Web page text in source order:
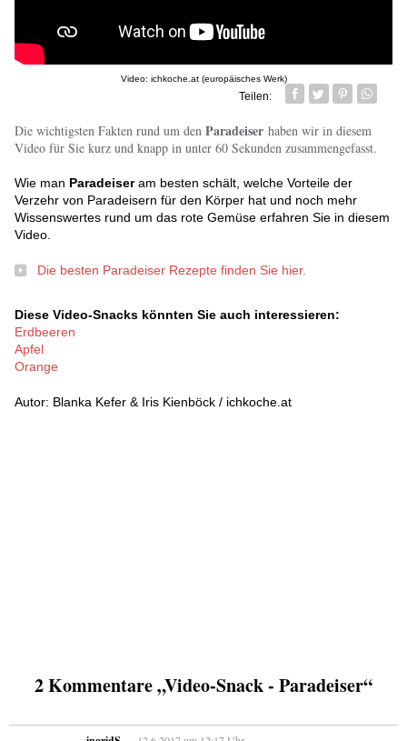
Video: ichkoche.at (europäisches Werk)
Teilen:
Facebook
TwitterPin it
Die wichtigsten Fakten rund um den Paradeiser haben wir in diesem
Video für Sie kurz und knapp in unter 60 Sekunden zusammengefasst.
Wie man Paradeiseram besten schält, welche Vorteile der
Verzehr von Paradeisern für den Körper hat und noch mehr
Wissenswertes rund um das rote Gemüse erfahren Sie in diesem
Video.
Die besten Paradeiser Rezepte finden Sie hier.
Diese Video-Snacks könnten Sie auch interessieren:
Erdbeeren
Apfel
Orange
Autor: Blanka Kefer & Iris Kienböck / ichkoche.at
2 Kommentare „Video-Snack - Paradeiser“